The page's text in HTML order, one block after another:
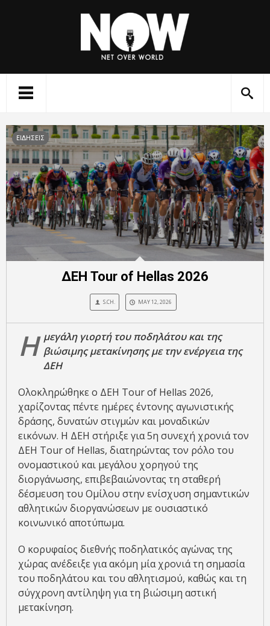
ΕΙΔΗΣΕΙΣ
ΔΕΗ Tour of Hellas 2026
S.CH. MAY 12, 2026
Η μεγάλη γιορτή του ποδηλάτου και της
βιώσιμης μετακίνησης με την ενέργεια της
ΔΕΗ
Ολοκληρώθηκε ο ΔΕΗ Tour of Hellas 2026,
χαρίζοντας πέντε ημέρες έντονης αγωνιστικής
δράσης, δυνατών στιγμών και μοναδικών
εικόνων. Η ΔΕΗ στήριξε για 5η συνεχή χρονιά τον
ΔΕΗ Tour of Hellas, διατηρώντας τον ρόλο του
ονομαστικού και μεγάλου χορηγού της
διοργάνωσης, επιβεβαιώνοντας τη σταθερή
δέσμευση του Ομίλου στην ενίσχυση σημαντικών
αθλητικών διοργανώσεων με ουσιαστικό
κοινωνικό αποτύπωμα.
Ο κορυφαίος διεθνής ποδηλατικός αγώνας της
χώρας ανέδειξε για ακόμη μία χρονιά τη σημασία
του ποδηλάτου και του αθλητισμού, καθώς και τη
σύγχρονη αντίληψη για τη βιώσιμη αστική
μετακίνηση.